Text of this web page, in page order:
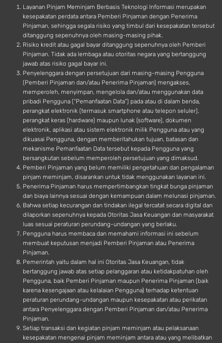
Layanan Pinjam Meminjam Berbasis Teknologi Informasi merupakan
kesepakatan perdata antara Pemberi Pinjaman dengan Penerima
Pinjaman, sehingga segala risiko yang timbul dari kesepakatan tersebut
ditanggung sepenuhnya oleh masing-masing pihak.
Risiko kredit atau gagal bayar ditanggung sepenuhnya oleh Pemberi
Pinjaman. Tidak ada lembaga atau otoritas negara yang bertanggung
jawab atas risiko gagal bayar ini.
Penyelenggara dengan persetujuan dari masing-masing Pengguna
(Pemberi Pinjaman dan/atau Penerima Pinjaman) mengakses,
memperoleh, menyimpan, mengelola dan/atau menggunakan data
pribadi Pengguna (“Pemanfaatan Data”) pada atau di dalam benda,
perangkat elektronik (termasuk smartphone atau telepon seluler),
perangkat keras (hardware) maupun lunak (software), dokumen
elektronik, aplikasi atau sistem elektronik milik Pengguna atau yang
dikuasai Pengguna, dengan memberitahukan tujuan, batasan dan
mekanisme Pemanfaatan Data tersebut kepada Pengguna yang
bersangkutan sebelum memperoleh persetujuan yang dimaksud.
Pemberi Pinjaman yang belum memiliki pengetahuan dan pengalaman
pinjam meminjam, disarankan untuk tidak menggunakan layanan ini.
Penerima Pinjaman harus mempertimbangkan tingkat bunga pinjaman
dan biaya lainnya sesuai dengan kemampuan dalam melunasi pinjaman.
Bahwa setiap kecurangan dan tindakan ilegal tercatat secara digital dan
dilaporkan sepenuhnya kepada Otoritas Jasa Keuangan dan masyarakat
luas sesuai peraturan perundang-undangan yang berlaku.
Pengguna harus membaca dan memahami informasi ini sebelum
membuat keputusan menjadi Pemberi Pinjaman atau Penerima
Pinjaman.
Pemerintah yaitu dalam hal ini Otoritas Jasa Keuangan, tidak
bertanggung jawab atas setiap pelanggaran atau ketidakpatuhan oleh
Pengguna, baik Pemberi Pinjaman maupun Penerima Pinjaman (baik
karena kesengajaan atau kelalaian Pengguna) terhadap ketentuan
peraturan perundang-undangan maupun kesepakatan atau perikatan
antara Penyelenggara dengan Pemberi Pinjaman dan/atau Penerima
Pinjaman.
Setiap transaksi dan kegiatan pinjam meminjam atau pelaksanaan
kesepakatan mengenai pinjam meminjam antara atau yang melibatkan